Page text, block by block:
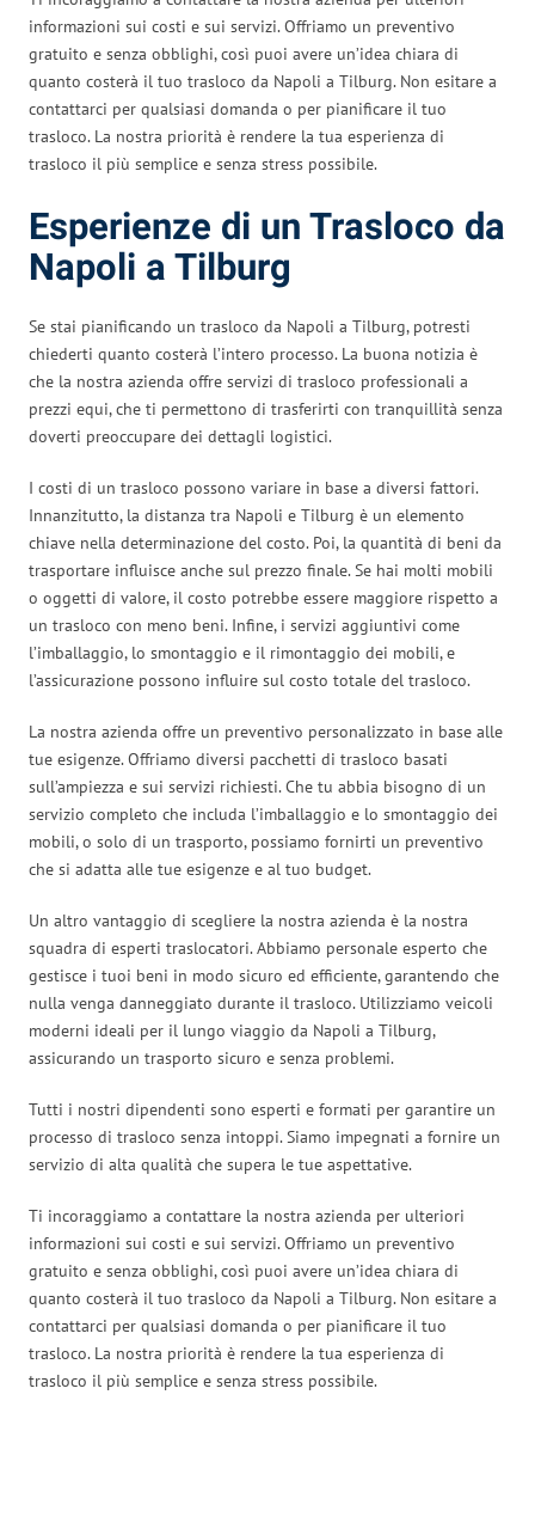
informazioni sui costi e sui servizi. Offriamo un preventivo
gratuito e senza obblighi, così puoi avere un’idea chiara di
quanto costerà il tuo trasloco da Napoli a Tilburg. Non esitare a
contattarci per qualsiasi domanda o per pianificare il tuo
trasloco. La nostra priorità è rendere la tua esperienza di
trasloco il più semplice e senza stress possibile.
Esperienze di un Trasloco da
Napoli a Tilburg
Se stai pianificando un trasloco da Napoli a Tilburg, potresti
chiederti quanto costerà l’intero processo. La buona notizia è
che la nostra azienda offre servizi di trasloco professionali a
prezzi equi, che ti permettono di trasferirti con tranquillità senza
doverti preoccupare dei dettagli logistici.
I costi di un trasloco possono variare in base a diversi fattori.
Innanzitutto, la distanza tra Napoli e Tilburg è un elemento
chiave nella determinazione del costo. Poi, la quantità di beni da
trasportare influisce anche sul prezzo finale. Se hai molti mobili
o oggetti di valore, il costo potrebbe essere maggiore rispetto a
un trasloco con meno beni. Infine, i servizi aggiuntivi come
l’imballaggio, lo smontaggio e il rimontaggio dei mobili, e
l’assicurazione possono influire sul costo totale del trasloco.
La nostra azienda offre un preventivo personalizzato in base alle
tue esigenze. Offriamo diversi pacchetti di trasloco basati
sull’ampiezza e sui servizi richiesti. Che tu abbia bisogno di un
servizio completo che includa l’imballaggio e lo smontaggio dei
mobili, o solo di un trasporto, possiamo fornirti un preventivo
che si adatta alle tue esigenze e al tuo budget.
Un altro vantaggio di scegliere la nostra azienda è la nostra
squadra di esperti traslocatori. Abbiamo personale esperto che
gestisce i tuoi beni in modo sicuro ed efficiente, garantendo che
nulla venga danneggiato durante il trasloco. Utilizziamo veicoli
moderni ideali per il lungo viaggio da Napoli a Tilburg,
assicurando un trasporto sicuro e senza problemi.
Tutti i nostri dipendenti sono esperti e formati per garantire un
processo di trasloco senza intoppi. Siamo impegnati a fornire un
servizio di alta qualità che supera le tue aspettative.
Ti incoraggiamo a contattare la nostra azienda per ulteriori
informazioni sui costi e sui servizi. Offriamo un preventivo
gratuito e senza obblighi, così puoi avere un’idea chiara di
quanto costerà il tuo trasloco da Napoli a Tilburg. Non esitare a
contattarci per qualsiasi domanda o per pianificare il tuo
trasloco. La nostra priorità è rendere la tua esperienza di
trasloco il più semplice e senza stress possibile.